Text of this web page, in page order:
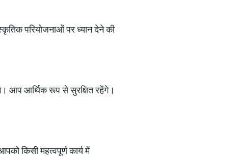
परियोजनाओं पर ध्यान देने की
आप आर्थिक रूप से सुरक्षित रहेंगे।
किसी महत्वपूर्ण कार्य में